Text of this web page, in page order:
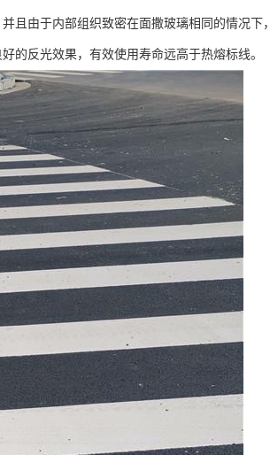
且由于内部组织致密在面撒玻璃相同的情况下，
的反光效果，有效使用寿命远高于热熔标线。